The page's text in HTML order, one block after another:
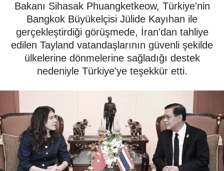
Bakanı Sihasak Phuangketkeow, Türkiye'nin
Bangkok Büyükelçisi Jülide Kayıhan ile
gerçekleştirdiği görüşmede, İran'dan tahliye
edilen Tayland vatandaşlarının güvenli şekilde
ülkelerine dönmelerine sağladığı destek
nedeniyle Türkiye'ye teşekkür etti.
SAĞLIK
SPOR
ÇEVRE
YAŞAM
BİLİM - TEKNOLOJİ
KADIN
KÜLTÜR SANAT